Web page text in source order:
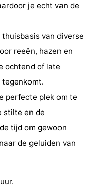
je echt van de
van diverse
reeën, hazen en
ochtend of late
perfecte plek om te
stilte en de
tijd om gewoon
de geluiden van